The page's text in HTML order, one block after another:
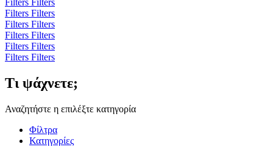
Filters Filters
Filters Filters
Filters Filters
Filters Filters
Filters Filters
Filters Filters
Τι ψάχνετε;
Αναζητήστε η επιλέξτε κατηγορία
Φίλτρα
Κατηγορίες